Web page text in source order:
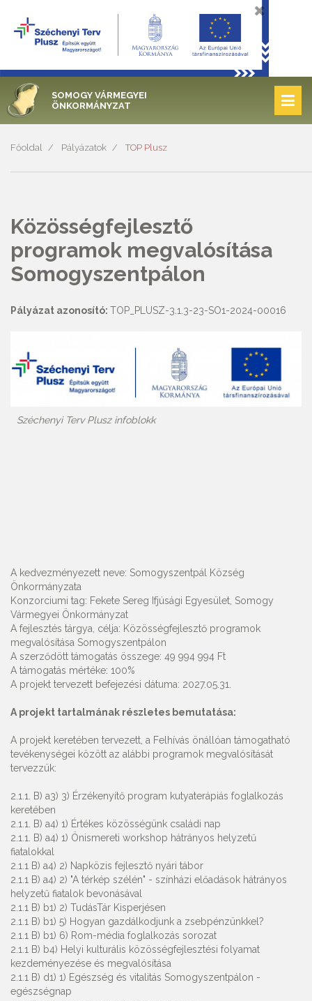
SOMOGY VÁRMEGYEI
ÖNKORMÁNYZAT
Főoldal Pályázatok TOP Plusz
Közösségfejlesztő
programok megvalósítása
Somogyszentpálon
Pályázat azonosító: TOP_PLUSZ-3.1.3-23-SO1-2024-00016
Széchenyi Terv Plusz infoblokk
A kedvezményezett neve: Somogyszentpál Község
Önkormányzata
Konzorciumi tag: Fekete Sereg Ifjúsági Egyesület, Somogy
Vármegyei Önkormányzat
A fejlesztés tárgya, célja: Közösségfejlesztő programok
megvalósítása Somogyszentpálon
A szerződött támogatás összege: 49 994 994 Ft
A támogatás mértéke: 100%
A projekt tervezett befejezési dátuma: 2027.05.31.
A projekt tartalmának részletes bemutatása:
A projekt keretében tervezett, a Felhívás önállóan támogatható
tevékenységei között az alábbi programok megvalósítását
tervezzük:
2.1.1. B) a3) 3) Érzékenyítő program kutyaterápiás foglalkozás
keretében
2.1.1. B) a4) 1) Értékes közösségünk családi nap
2.1.1. B) a4) 1) Önismereti workshop hátrányos helyzetű
fiatalokkal
2.1.1 B) a4) 2) Napközis fejlesztő nyári tábor
2.1.1 B) a4) 2) "A térkép szélén" - színházi előadások hátrányos
helyzetű fiatalok bevonásával
2.1.1 B) b1) 2) TudásTár Kisperjésen
2.1.1 B) b1) 5) Hogyan gazdálkodjunk a zsebpénzünkkel?
2.1.1 B) b1) 6) Rom-média foglalkozás sorozat
2.1.1 B) b4) Helyi kulturális közösségfejlesztési folyamat
kezdeményezése és megvalósítása
2.1.1 B) d1) 1) Egészség és vitalitás Somogyszentpálon -
egészségnap